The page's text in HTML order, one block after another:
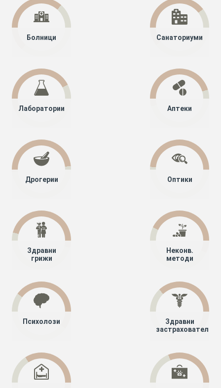
Болници Санаториуми
Лаборатории Аптеки
Дрогерии Оптики
Здравни
грижи
Неконв.
методи
Психолози
Здравни
застрахователи